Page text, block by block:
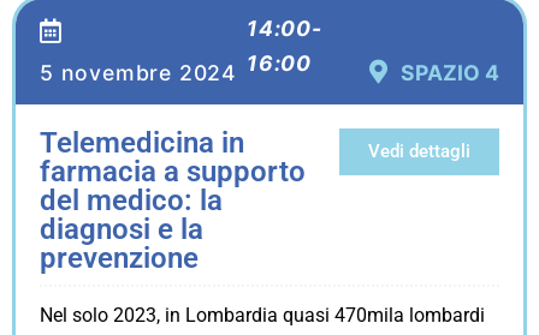
5 novembre 2024
14:00-
16:00
SPAZIO 4
Telemedicina in
farmacia a supporto
del medico: la
diagnosi e la
prevenzione
Vedi dettagli
Nel solo 2023, in Lombardia quasi 470mila lombardi